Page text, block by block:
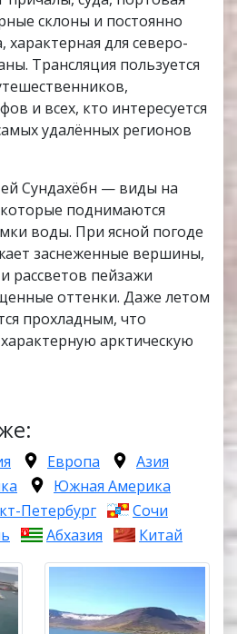
склоны и постоянно
для северо-
Трансляция пользуется
и всех, кто интересуется
удалённых регионов
Сундахёбн — виды на
поднимаются
воды. При ясной погоде
заснеженные вершины,
рассветов пейзажи
оттенки. Даже летом
прохладным, что
арктическую
Европа
Азия
Южная Америка
Петербург
Сочи
Абхазия Китай